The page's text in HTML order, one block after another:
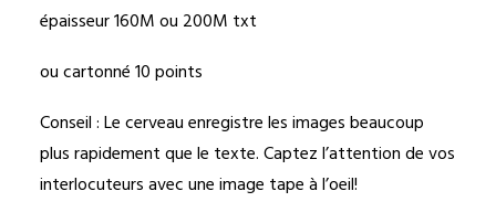
épaisseur 160M ou 200M txt
ou cartonné 10 points
Conseil : Le cerveau enregistre les images beaucoup
plus rapidement que le texte. Captez l’attention de vos
interlocuteurs avec une image tape à l’oeil!